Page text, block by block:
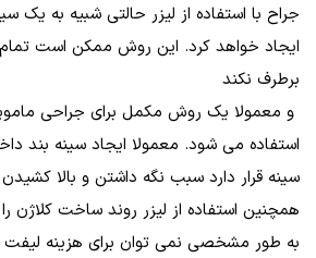
جراح با استفاده از لیزر حالتی شبیه به یک
ایجاد خواهد کرد. این روش ممکن است
برطرف نکند
و معمولا یک روش مکمل برای جراحی
استفاده می شود. معمولا ایجاد سینه بند
سینه قرار دارد سبب نگه داشتن و بالا
همچنین استفاده از لیزر روند ساخت کلاژن
به طور مشخصی نمی‌ توان برای هزینه لیفت